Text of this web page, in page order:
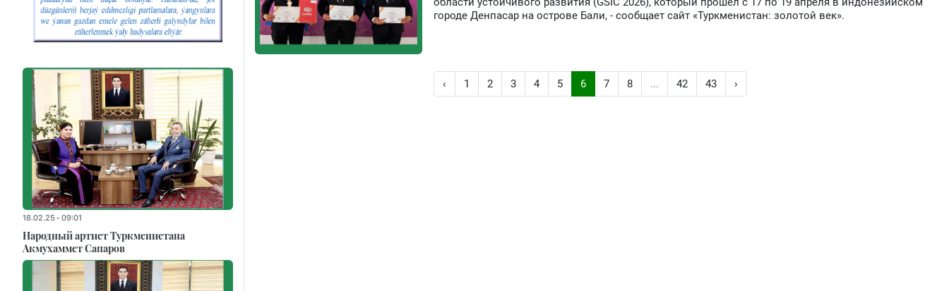
городе Денпасар на острове Бали, - сообщает сайт «Туркменистан: золотой век».
‹ 1 2 3 4 5 6 7 8 ... 42 43 ›
18.02.25 - 09:01
Народный артист Туркменистана
Акмухаммет Сапаров